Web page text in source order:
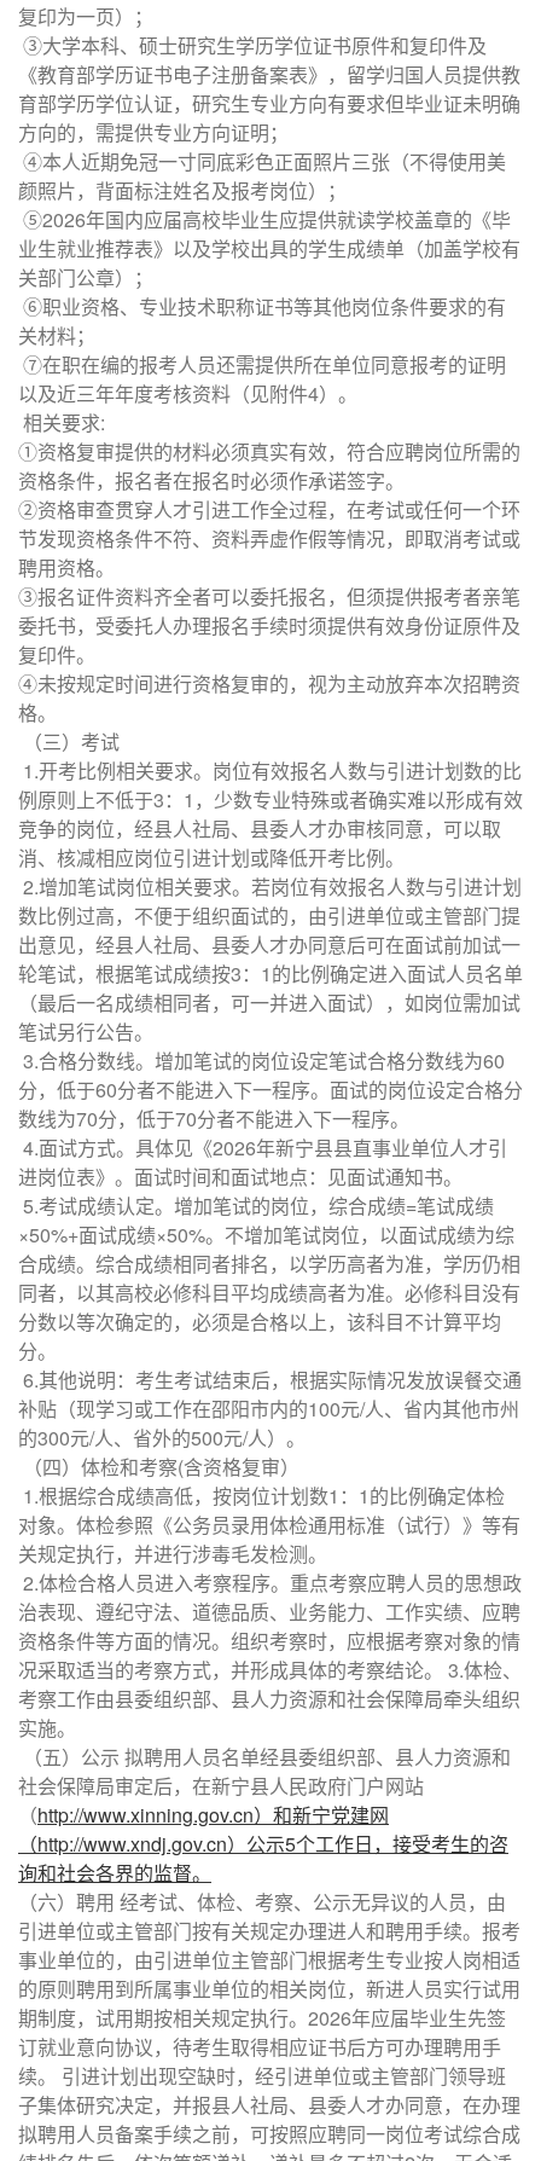
复印为一页）；
③大学本科、硕士研究生学历学位证书原件和复印件及
《教育部学历证书电子注册备案表》，留学归国人员提供教
育部学历学位认证，研究生专业方向有要求但毕业证未明确
方向的，需提供专业方向证明；
④本人近期免冠一寸同底彩色正面照片三张（不得使用美
颜照片，背面标注姓名及报考岗位）；
⑤2026年国内应届高校毕业生应提供就读学校盖章的《毕
业生就业推荐表》以及学校出具的学生成绩单（加盖学校有
关部门公章）；
⑥职业资格、专业技术职称证书等其他岗位条件要求的有
关材料；
⑦在职在编的报考人员还需提供所在单位同意报考的证明
以及近三年年度考核资料（见附件4）。
相关要求:
①资格复审提供的材料必须真实有效，符合应聘岗位所需的
资格条件，报名者在报名时必须作承诺签字。
②资格审查贯穿人才引进工作全过程，在考试或任何一个环
节发现资格条件不符、资料弄虚作假等情况，即取消考试或
聘用资格。
③报名证件资料齐全者可以委托报名，但须提供报考者亲笔
委托书，受委托人办理报名手续时须提供有效身份证原件及
复印件。
④未按规定时间进行资格复审的，视为主动放弃本次招聘资
格。
（三）考试
1.开考比例相关要求。岗位有效报名人数与引进计划数的比
例原则上不低于3：1，少数专业特殊或者确实难以形成有效
竞争的岗位，经县人社局、县委人才办审核同意，可以取
消、核减相应岗位引进计划或降低开考比例。
2.增加笔试岗位相关要求。若岗位有效报名人数与引进计划
数比例过高，不便于组织面试的，由引进单位或主管部门提
出意见，经县人社局、县委人才办同意后可在面试前加试一
轮笔试，根据笔试成绩按3：1的比例确定进入面试人员名单
（最后一名成绩相同者，可一并进入面试），如岗位需加试
笔试另行公告。
3.合格分数线。增加笔试的岗位设定笔试合格分数线为60
分，低于60分者不能进入下一程序。面试的岗位设定合格分
数线为70分，低于70分者不能进入下一程序。
4.面试方式。具体见《2026年新宁县县直事业单位人才引
进岗位表》。面试时间和面试地点：见面试通知书。
5.考试成绩认定。增加笔试的岗位，综合成绩=笔试成绩
×50%+面试成绩×50%。不增加笔试岗位，以面试成绩为综
合成绩。综合成绩相同者排名，以学历高者为准，学历仍相
同者，以其高校必修科目平均成绩高者为准。必修科目没有
分数以等次确定的，必须是合格以上，该科目不计算平均
分。
6.其他说明：考生考试结束后，根据实际情况发放误餐交通
补贴（现学习或工作在邵阳市内的100元/人、省内其他市州
的300元/人、省外的500元/人）。
（四）体检和考察(含资格复审）
1.根据综合成绩高低，按岗位计划数1：1的比例确定体检
对象。体检参照《公务员录用体检通用标准（试行）》等有
关规定执行，并进行涉毒毛发检测。
2.体检合格人员进入考察程序。重点考察应聘人员的思想政
治表现、遵纪守法、道德品质、业务能力、工作实绩、应聘
资格条件等方面的情况。组织考察时，应根据考察对象的情
况采取适当的考察方式，并形成具体的考察结论。 3.体检、
考察工作由县委组织部、县人力资源和社会保障局牵头组织
实施。
（五）公示 拟聘用人员名单经县委组织部、县人力资源和
社会保障局审定后，在新宁县人民政府门户网站
（http://www.xinning.gov.cn）和新宁党建网
（http://www.xndj.gov.cn）公示5个工作日，接受考生的咨
询和社会各界的监督。
（六）聘用 经考试、体检、考察、公示无异议的人员，由
引进单位或主管部门按有关规定办理进人和聘用手续。报考
事业单位的，由引进单位主管部门根据考生专业按人岗相适
的原则聘用到所属事业单位的相关岗位，新进人员实行试用
期制度，试用期按相关规定执行。2026年应届毕业生先签
订就业意向协议，待考生取得相应证书后方可办理聘用手
续。 引进计划出现空缺时，经引进单位或主管部门领导班
子集体研究决定，并报县人社局、县委人才办同意，在办理
拟聘用人员备案手续之前，可按照应聘同一岗位考试综合成